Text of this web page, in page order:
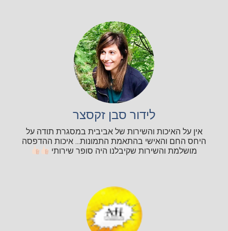
לידור סבן זקסצר
אין על האיכות והשירות של אביבית במסגרת תודה על
היחס החם והאישי בהתאמת התמונות... איכות ההדפסה
מושלמת והשירות שקיבלנו היה סופר שירותי